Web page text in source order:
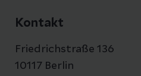
Kontakt
Friedrichstraße 136
10117 Berlin